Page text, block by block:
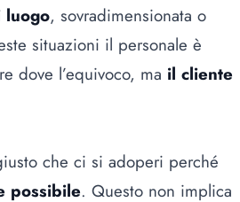
luogo, sovradimensionata o
situazioni il personale è
dove l’equivoco, ma il cliente
che ci si adoperi perché
possibile. Questo non implica